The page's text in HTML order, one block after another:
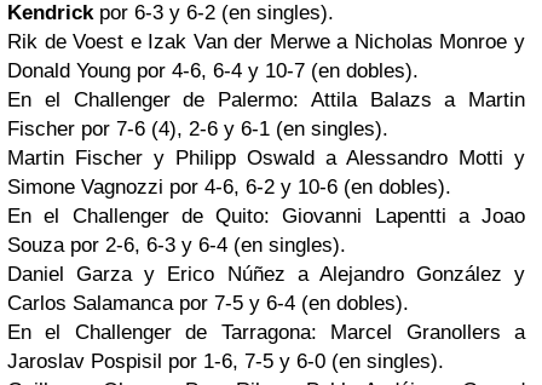
Kendrickpor 6-3 y 6-2 (en singles).
Rik de Voest e Izak Van der Merwe a Nicholas Monroe y
Donald Young por 4-6, 6-4 y 10-7 (en dobles).
En el Challenger de Palermo: Attila Balazs a Martin
Fischer por 7-6 (4), 2-6 y 6-1 (en singles).
Martin Fischer y Philipp Oswald a Alessandro Motti y
Simone Vagnozzi por 4-6, 6-2 y 10-6 (en dobles).
En el Challenger de Quito: Giovanni Lapentti a Joao
Souza por 2-6, 6-3 y 6-4 (en singles).
Daniel Garza y Erico Núñez a Alejandro González y
Carlos Salamanca por 7-5 y 6-4 (en dobles).
En el Challenger de Tarragona: Marcel Granollers a
Jaroslav Pospisil por 1-6, 7-5 y 6-0 (en singles).